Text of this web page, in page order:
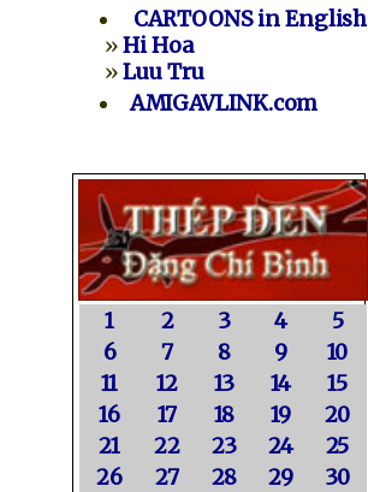
CARTOONS in English
»Hi Hoa
»Luu Tru
AMIGAVLINK.com
1 2 3 4
5
6
7 8 9
10
11
12 13 14
15
16
17 18 19
20
21
22 23 24
25
26
27 28 29
30